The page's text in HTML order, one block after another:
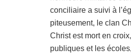
conciliaire a suivi à
piteusement, le clan
Christ est mort en
publiques et les